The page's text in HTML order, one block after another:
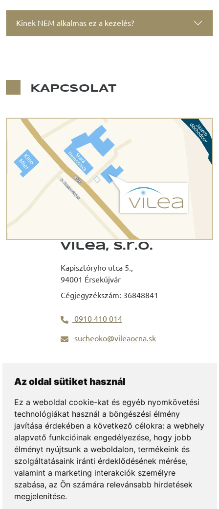
Az oldal sütiket használ
Ez a weboldal cookie-kat és egyéb nyomkövetési
technológiákat használ a böngészési élmény
javítása érdekében a következő célokra: a webhely
alapvető funkcióinak engedélyezése, hogy jobb
élményt nyújtsunk a weboldalon, termékeink és
szolgáltatásaink iránti érdeklődésének mérése,
valamint a marketing interakciók személyre
szabása, az Ön számára relevánsabb hirdetések
megjelenítése.
Kinek NEM alkalmas ez a kezelés?
KAPCSOLAT
Vilea, s.r.o.
Kapisztóryho utca 5.,
94001 Érsekújvár
Cégjegyzékszám: 36848841
0910 410 014
sucheoko@vileaocna.sk
Adatvédelem